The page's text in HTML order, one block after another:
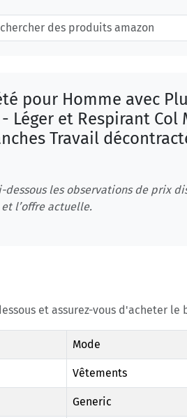
pour Homme avec
Léger et Respirant Col
Travail
dessous les observations de prix
l’offre actuelle.
et assurez-vous d'acheter le
Mode
Vêtements
Generic